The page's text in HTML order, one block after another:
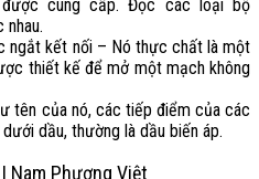
cung cấp. Đọc các loại bộ
nhau.
ngắt kết nối – Nó thực chất là một
thiết kế để mở một mạch không
tên của nó, các tiếp điểm của các
dầu, thường là dầu biến áp.